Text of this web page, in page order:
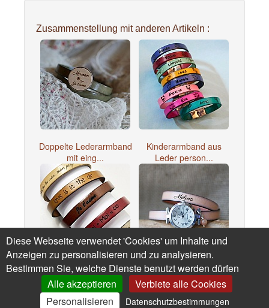
Zusammenstellung mit anderen Artikeln :
Doppelte Lederarmband
mit eing...
Kinderarmband aus
Leder person...
Personalisierte
Lederarmband M...
Uhr mit Lederarmband 2
Runden,...
Diese Webseite verwendet 'Cookies' um Inhalte und
Anzeigen zu personalisieren und zu analysieren.
Bestimmen Sie, welche Dienste benutzt werden dürfen
Alle akzeptieren
Verbiete alle Cookies
Personalisieren
Datenschutzbestimmungen